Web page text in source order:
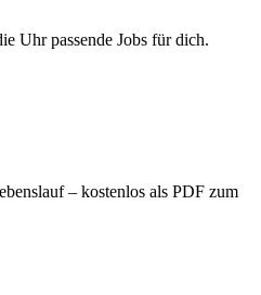
Uhr passende Jobs für dich.
– kostenlos als PDF zum